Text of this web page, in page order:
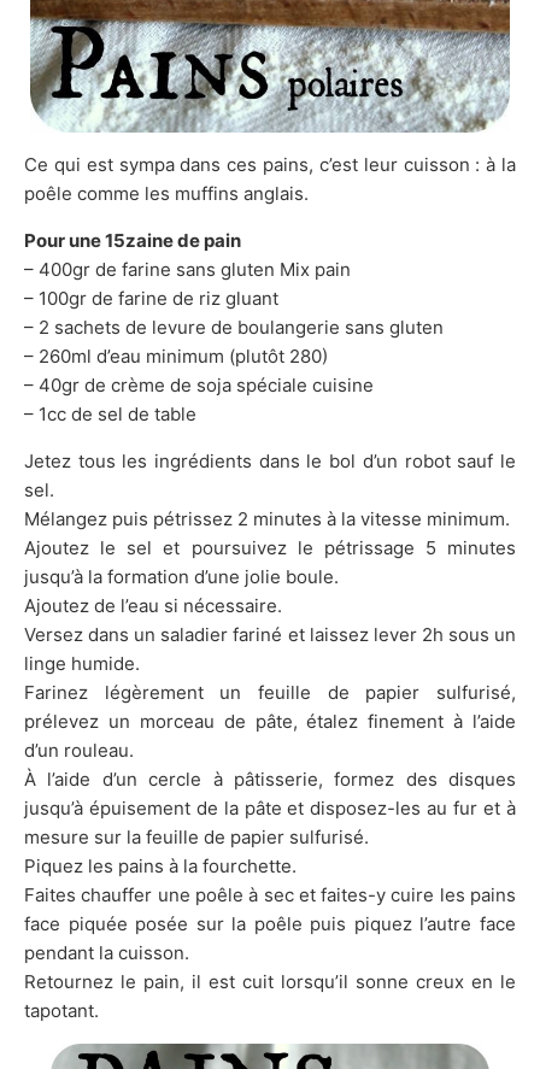
Ce qui est sympa dans ces pains, c’est leur cuisson : à la
poêle comme les muffins anglais.
Pour une 15zaine de pain
– 400gr de farine sans gluten Mix pain
– 100gr de farine de riz gluant
– 2 sachets de levure de boulangerie sans gluten
– 260ml d’eau minimum (plutôt 280)
– 40gr de crème de soja spéciale cuisine
– 1cc de sel de table
Jetez tous les ingrédients dans le bol d’un robot sauf le
sel.
Mélangez puis pétrissez 2 minutes à la vitesse minimum.
Ajoutez le sel et poursuivez le pétrissage 5 minutes
jusqu’à la formation d’une jolie boule.
Ajoutez de l’eau si nécessaire.
Versez dans un saladier fariné et laissez lever 2h sous un
linge humide.
Farinez légèrement un feuille de papier sulfurisé,
prélevez un morceau de pâte, étalez finement à l’aide
d’un rouleau.
À l’aide d’un cercle à pâtisserie, formez des disques
jusqu’à épuisement de la pâte et disposez-les au fur et à
mesure sur la feuille de papier sulfurisé.
Piquez les pains à la fourchette.
Faites chauffer une poêle à sec et faites-y cuire les pains
face piquée posée sur la poêle puis piquez l’autre face
pendant la cuisson.
Retournez le pain, il est cuit lorsqu’il sonne creux en le
tapotant.